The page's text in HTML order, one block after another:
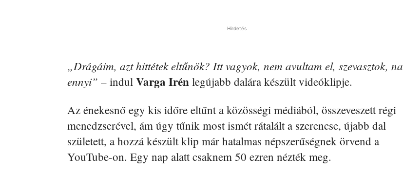
Hirdetés
„Drágáim, azt hittétek eltűnök? Itt vagyok, nem avultam el, szevasztok, na
ennyi” – indul Varga Irén legújabb dalára készült videóklipje.
Az énekesnő egy kis időre eltűnt a közösségi médiából, összeveszett régi
menedzserével, ám úgy tűnik most ismét rátalált a szerencse, újabb dal
született, a hozzá készült klip már hatalmas népszerűségnek örvend a
YouTube-on. Egy nap alatt csaknem 50 ezren nézték meg.